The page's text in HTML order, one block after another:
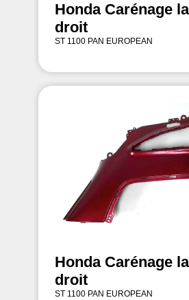
Honda Carénage
droit
ST 1100 PAN EUROPEAN
Honda Carénage
droit
ST 1100 PAN EUROPEAN